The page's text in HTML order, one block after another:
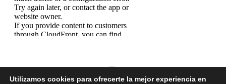
Utilizamos cookies para ofrecerte la mejor experiencia en